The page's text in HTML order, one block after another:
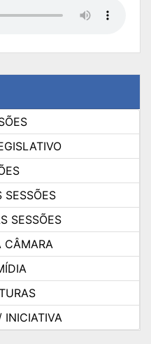
SESSÕES
SESSÕES
CÂMARA
INICIATIVA